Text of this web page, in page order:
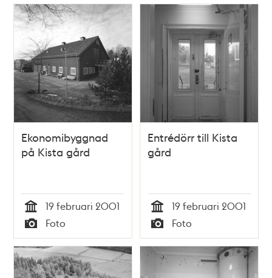
Relaterade
poster
teman
Ekonomibyggnad
på Kista gård
Tid
19 februari 2001
Typ
Foto
Entrédörr till Kista
gård
Tid
19 februari 2001
Typ
Foto